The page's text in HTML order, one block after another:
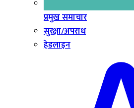
प्रमुख समाचार
सुरक्षा/अपराध
हेडलाइन